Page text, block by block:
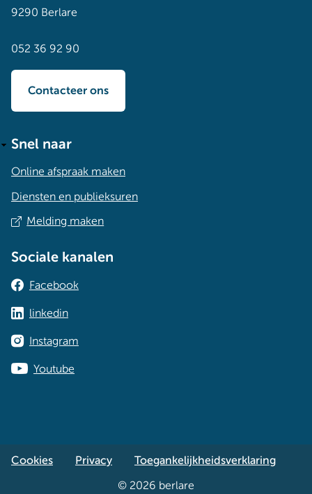
9290 Berlare
052 36 92 90
Contacteer ons
Snel naar
Online afspraak maken
Diensten en publieksuren
Melding maken
Sociale kanalen
Facebook
linkedin
Instagram
Youtube
Cookies Privacy
Toegankelijkheidsverklaring
© 2026 berlare